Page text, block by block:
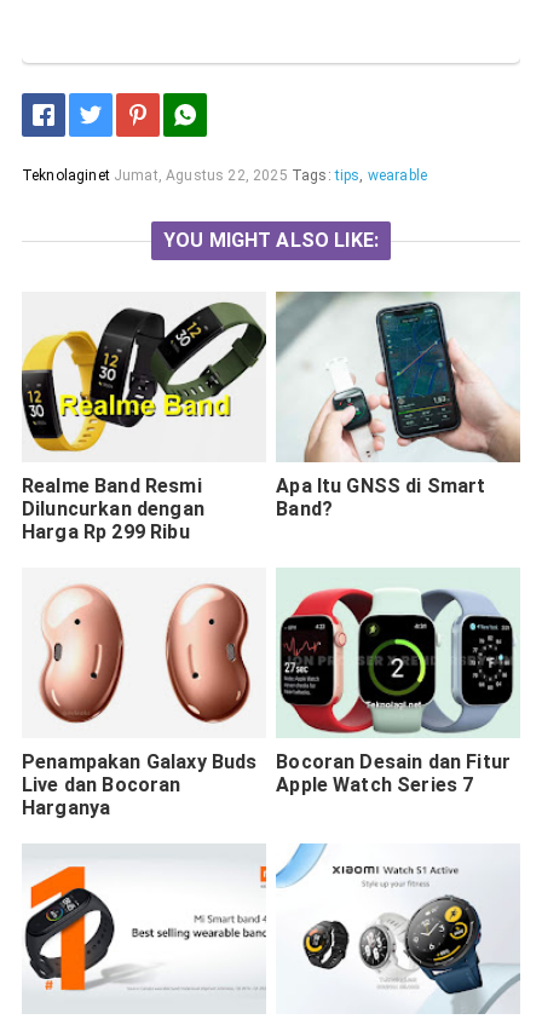
Teknolaginet Jumat, Agustus 22, 2025 Tags:tips wearable
YOU MIGHT ALSO LIKE:
Realme Band Resmi
Diluncurkan dengan
Harga Rp 299 Ribu
Apa Itu GNSS di Smart
Band?
Penampakan Galaxy Buds
Live dan Bocoran
Harganya
Bocoran Desain dan Fitur
Apple Watch Series 7